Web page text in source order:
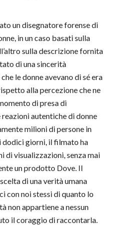
un disegnatore forense di
in un caso basati sulla
sulla descrizione fornita
di una sincerità
le donne avevano di sé era
alla percezione che ne
di presa di
autentiche di donne
milioni di persone in
giorni, il filmato ha
visualizzazioni, senza mai
un prodotto Dove. Il
di una verità umana
con noi stessi di quanto lo
non appartiene a nessun
il coraggio di raccontarla.